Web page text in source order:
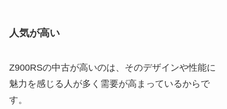
人気が高い
Z900RSの中古が高いのは、そのデザインや性能に
魅力を感じる人が多く需要が高まっているからで
す。